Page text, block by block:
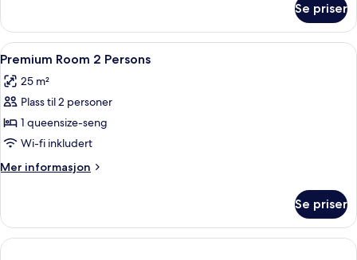
amusement
park
access)
Room
max.
4
(with
unlimited
park
access)
Se priser
Åpne
alle
bildene
av
Premium
Room
2
Persons
Safe på rommet, barnesenger, wi-fi
5
Premium Room 2 Persons
25 m²
Plass til 2 personer
1 queensize-seng
Wi-fi inkludert
Mer informasjon
Mer
Room
Persons
Se priser